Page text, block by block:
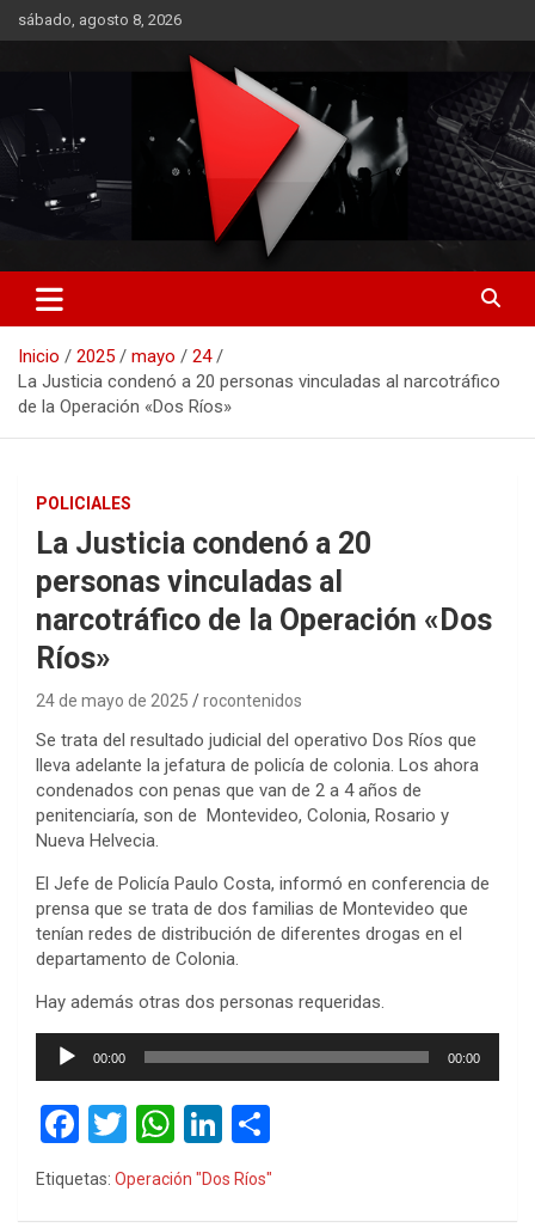
Saltar
al
sábado, agosto 8, 2026
RO CONTENIDOS
Inicio 2025 mayo
24
La Justicia condenó a 20 personas vinculadas al narcotráfico
de la Operación «Dos Ríos»
POLICIALES
La Justicia condenó a 20
personas vinculadas al
narcotráfico de la Operación «Dos
Ríos»
24 de mayo de 2025 rocontenidos
Se trata del resultado judicial del operativo Dos Ríos que
lleva adelante la jefatura de policía de colonia. Los ahora
condenados con penas que van de 2 a 4 años de
penitenciaría, son de Montevideo, Colonia, Rosario y
Nueva Helvecia.
El Jefe de Policía Paulo Costa, informó en conferencia de
prensa que se trata de dos familias de Montevideo que
tenían redes de distribución de diferentes drogas en el
departamento de Colonia.
Hay además otras dos personas requeridas.
Reproductor
00:00 00:00
F
a
ce
T
tt
W
h
at
Li
n
ke
o
Etiquetas: Operación "Dos Ríos"